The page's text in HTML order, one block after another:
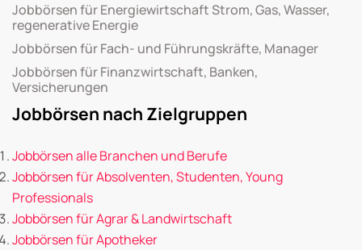
Jobbörsen für Energiewirtschaft Strom, Gas, Wasser,
regenerative Energie
Jobbörsen für Fach- und Führungskräfte, Manager
Jobbörsen für Finanzwirtschaft, Banken,
Versicherungen
Jobbörsen nach Zielgruppen
Jobbörsen alle Branchen und Berufe
Jobbörsen für Absolventen, Studenten, Young
Professionals
Jobbörsen für Agrar & Landwirtschaft
Jobbörsen für Apotheker